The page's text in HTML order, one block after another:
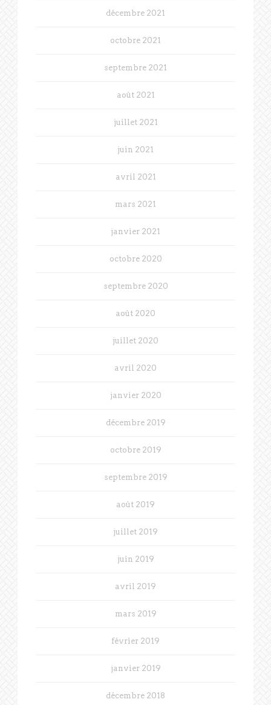
décembre 2021
octobre 2021
septembre 2021
août 2021
juillet 2021
juin 2021
avril 2021
mars 2021
janvier 2021
octobre 2020
septembre 2020
août 2020
juillet 2020
avril 2020
janvier 2020
décembre 2019
octobre 2019
septembre 2019
août 2019
juillet 2019
juin 2019
avril 2019
mars 2019
février 2019
janvier 2019
décembre 2018